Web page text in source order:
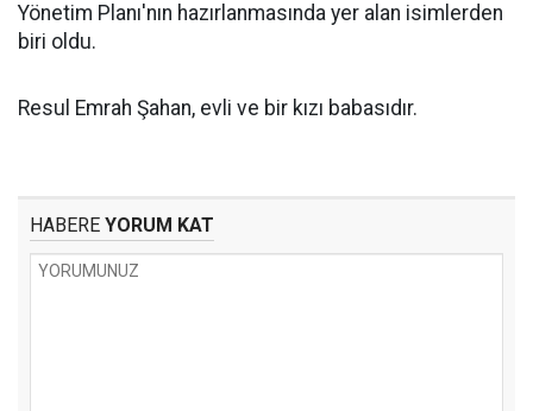
Yönetim Planı'nın hazırlanmasında yer alan isimlerden
biri oldu.
Resul Emrah Şahan, evli ve bir kızı babasıdır.
HABERE YORUM KAT